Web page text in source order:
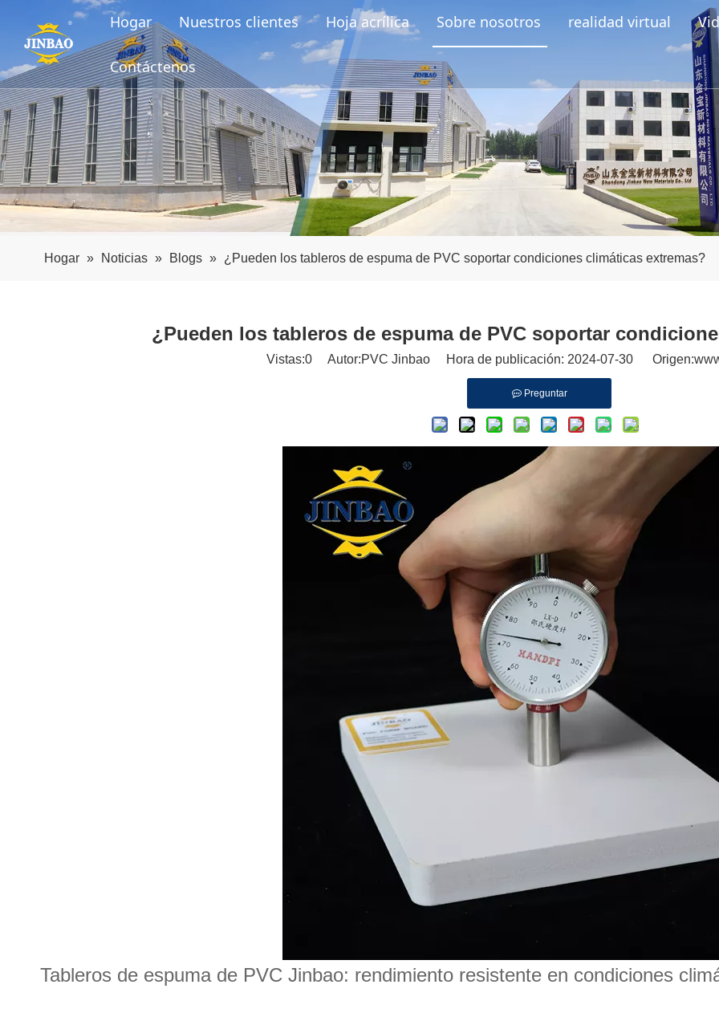
Hogar Nuestros clientes Hoja acrílica Sobre nosotros realidad virtual
Contáctenos
Hogar » Noticias » Blogs » ¿Pueden los tableros de espuma de PVC soportar condiciones climáticas extremas?
¿Pueden los tableros de espuma de PVC soportar
Vistas:0 Autor:PVC Jinbao Hora de publicación: 2024-07-30 Origen:
Preguntar
Tableros de espuma de PVC Jinbao: rendimiento resistente en condiciones